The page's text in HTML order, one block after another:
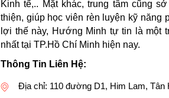
Kinh tế,.. Mặt khác, trung tâm cũng
thiện, giúp học viên rèn luyện kỹ năng
lợi thế này, Hướng Minh tự tin là một
nhất tại TP.Hồ Chí Minh hiện nay.
Thông Tin Liên Hệ:
Địa chỉ: 110 đường D1, Him Lam, Tân